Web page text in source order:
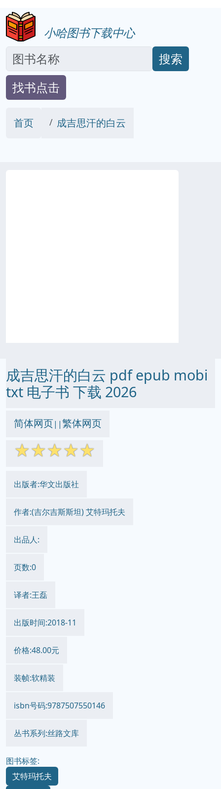
小哈图书下载中心
搜索
找书点击
首页 成吉思汗的白云
成吉思汗的白云 pdf epub mobi
txt 电子书 下载 2026
简体网页||繁体网页
☆☆☆☆☆
出版者:华文出版社
作者:(吉尔吉斯斯坦) 艾特玛托夫
出品人:
页数:0
译者:王磊
出版时间:2018-11
价格:48.00元
装帧:软精装
isbn号码:9787507550146
丛书系列:丝路文库
图书标签:
艾特玛托夫